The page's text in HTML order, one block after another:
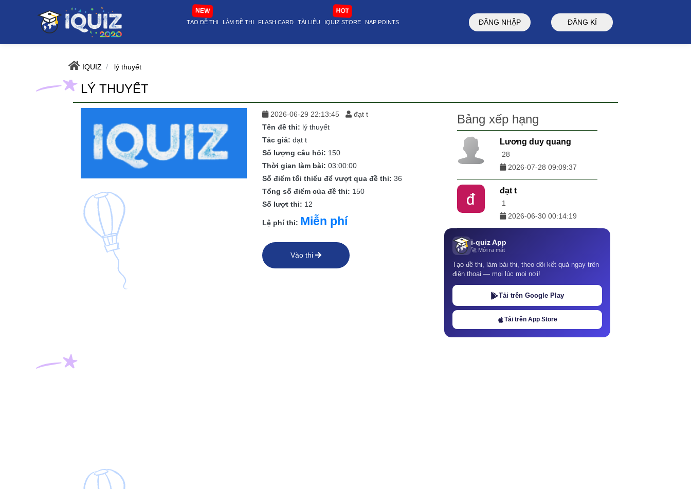
lý thuyết | i-quiz.vn@stop article@stop
TẠO ĐỀ THI
NEW
LÀM ĐỀ THI FLASH CARD TÀI LIỆU IQUIZ STORE
HOT
NẠP POINTS ĐĂNG NHẬP ĐĂNG KÍ
IQUIZ lý thuyết
LÝ THUYẾT
2026-06-29 22:13:45
đạt t
Tên đề thi: lý thuyết
Tác giả:đạt t
Số lượng câu hỏi: 150
Thời gian làm bài:03:00:00
Số điểm tối thiểu để vượt qua đề thi:36
Tổng số điểm của đề thi: 150
Số lượt thi: 12
Lệ phí thi: Miễn phí
Vào thi
Bảng xếp hạng
Lương duy quang
28
2026-07-28 09:09:37
đạt t
1
2026-06-30 00:14:19
i-quiz App
🚀 Mới ra mắt
Tạo đề thi, làm bài thi, theo dõi kết quả ngay trên
điện thoại — mọi lúc mọi nơi!
Tải trên Google Play
Tải trên App Store